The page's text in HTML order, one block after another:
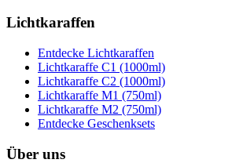
Lichtkaraffen
Entdecke Lichtkaraffen
Lichtkaraffe C1 (1000ml)
Lichtkaraffe C2 (1000ml)
Lichtkaraffe M1 (750ml)
Lichtkaraffe M2 (750ml)
Entdecke Geschenksets
Über uns